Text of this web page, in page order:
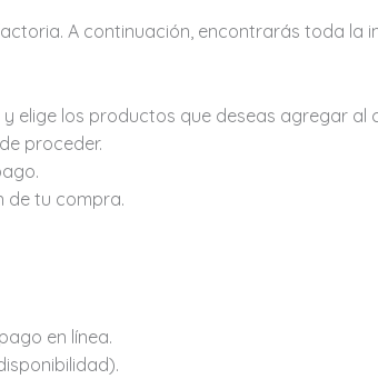
A continuación, encontrarás toda la
elige los productos que deseas agregar al
proceder.
de tu compra.
en línea.